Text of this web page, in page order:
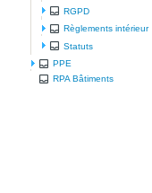
RGPD
Règlements intérieur
Statuts
PPE
RPA Bâtiments